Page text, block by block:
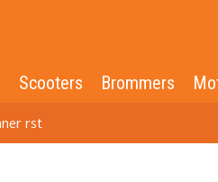
Scooters Brommers
rst